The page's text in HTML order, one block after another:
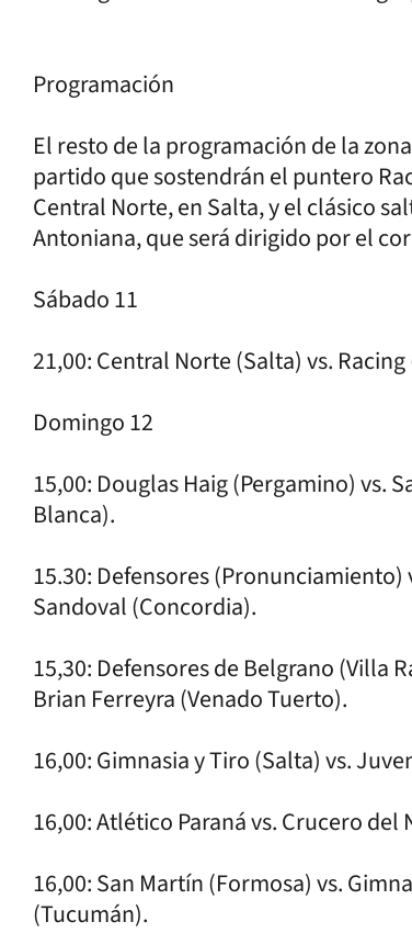
Programación
El resto de la programación de la
partido que sostendrán el puntero
Central Norte, en Salta, y el clásico
Antoniana, que será dirigido por el
Sábado 11
21,00: Central Norte (Salta) vs.
Domingo 12
15,00: Douglas Haig (Pergamino) vs.
Blanca).
15.30: Defensores
Sandoval (Concordia).
15,30: Defensores de Belgrano (Villa
Brian Ferreyra (Venado Tuerto).
16,00: Gimnasia y Tiro (Salta) vs.
16,00: Atlético Paraná vs. Crucero
16,00: San Martín (Formosa) vs.
(Tucumán).